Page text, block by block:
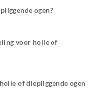
ogen?
voor holle of
of diepliggende ogen